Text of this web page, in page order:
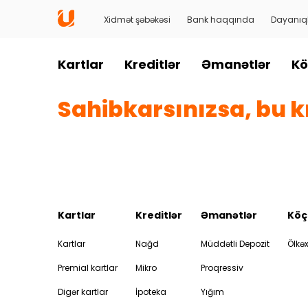
Xidmət şəbəkəsi Bank haqqında
Kartlar Kreditlər Əmanətlər
Sahibkarsınızsa, bu
Kartlar
Kartlar
Premial kartlar
Digər kartlar
Kreditlər
Nağd
Mikro
İpoteka
Əmanətlər
Müddətli Depozit
Proqressiv
Yığım